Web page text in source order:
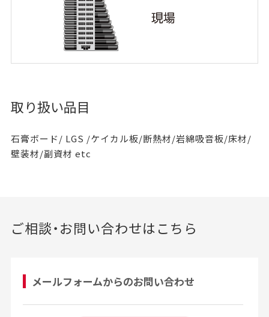
取り扱い品目
石膏ボード/ LGS /ケイカル板/断熱材/岩綿吸音板/床材/
壁装材/副資材 etc
ご相談・お問い合わせはこちら
メールフォームからのお問い合わせ